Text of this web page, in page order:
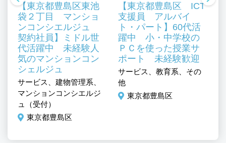
【東京都豊島区東池
袋２丁目 マンショ
ンコンシエルジュ
契約社員】ミドル世
代活躍中 未経験人
気のマンションコン
シェルジュ
サービス、建物管理系、
マンションコンシエルジ
ュ（受付）
東京都豊島区
【東京都豊島区 ICT
支援員 アルバイ
ト・パート】60代活
躍中 小・中学校の
ＰＣを使った授業サ
ポート 未経験歓迎
サービス、教育系、その
他
東京都豊島区